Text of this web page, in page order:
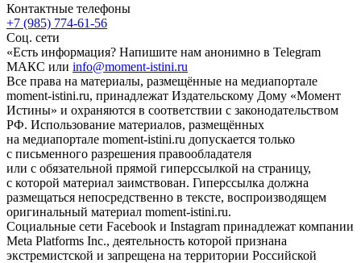
Контактные телефоны
+7 (985) 774-61-56
Соц. сети
«Есть информация? Напишите нам анонимно в Telegram
МАКС или info@moment-istini.ru
Все права на материалы, размещённые на медиапортале
moment-istini.ru, принадлежат Издательскому Дому «Момент
Истины» и охраняются в соответствии с законодательством
РФ. Использование материалов, размещённых
на медиапортале moment-istini.ru допускается только
с письменного разрешения правообладателя
или с обязательной прямой гиперссылкой на страницу,
с которой материал заимствован. Гиперссылка должна
размещаться непосредственно в тексте, воспроизводящем
оригинальный материал moment-istini.ru.
Социальные сети Facebook и Instagram принадлежат компании
Meta Platforms Inc., деятельность которой признана
экстремистской и запрещена на территории Российской